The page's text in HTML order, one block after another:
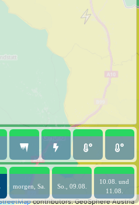
contributors. GeoSphere Austria
morgen, Sa. So., 09.08.
10.08. und
11.08.